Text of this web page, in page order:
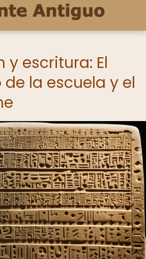
y escritura: El
la escuela y el